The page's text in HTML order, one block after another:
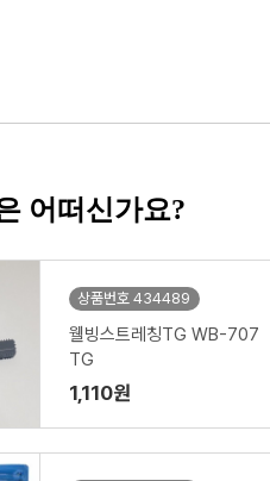
어떠신가요?
상품번호 434489
웰빙스트레칭TG WB-707
TG
1,110원